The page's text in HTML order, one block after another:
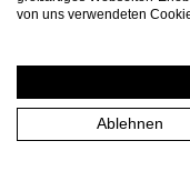
stärken. Durch die
der Stadtmitte von
befinden sich im
Mehr Informationen
vier.ruhr
von uns verwendeten
Ablehnen